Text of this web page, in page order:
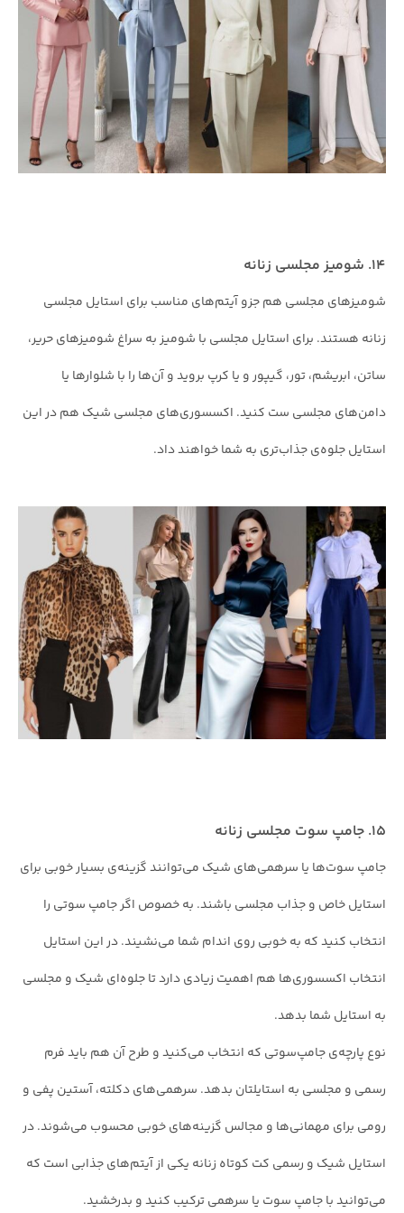
۱۴. شومیز مجلسی زنانه
شومیزهای مجلسی هم جزو آیتم‌های مناسب برای استایل مجلسی
زنانه هستند. برای استایل مجلسی با شومیز به سراغ شومیزهای حریر،
ساتن، ابریشم، تور، گیپور و یا کرپ بروید و آن‌ها را با شلوارها یا
دامن‌های مجلسی ست کنید. اکسسوری‌های مجلسی شیک هم در این
استایل جلوه‌ی جذاب‌تری به شما خواهند داد.
۱۵. جامپ سوت مجلسی زنانه
جامپ سوت‌ها یا سرهمی‌های شیک می‌توانند گزینه‌ی بسیار خوبی برای
استایل خاص و جذاب مجلسی باشند. به خصوص اگر جامپ سوتی را
انتخاب کنید که به خوبی روی اندام شما می‌نشیند. در این استایل
انتخاب اکسسوری‌ها هم اهمیت زیادی دارد تا جلوه‌ای شیک و مجلسی
به استایل شما بدهد.
نوع پارچه‌ی جامپ‌سوتی که انتخاب می‌کنید و طرح آن هم باید فرم
رسمی و مجلسی به استایلتان بدهد. سرهمی‌های دکلته، آستین پفی و
رومی برای مهمانی‌ها و مجالس گزینه‌های خوبی محسوب می‌شوند. در
استایل شیک و رسمی کت کوتاه زنانه یکی از آیتم‌های جذابی است که
می‌توانید با جامپ سوت یا سرهمی ترکیب کنید و بدرخشید.